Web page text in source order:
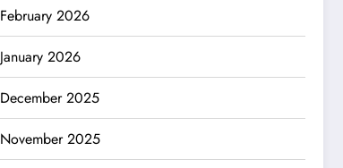
February 2026
January 2026
December 2025
November 2025